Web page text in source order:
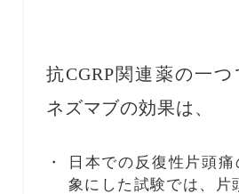
抗CGRP関連薬の一
ネズマブの効果は、
日本での反復性片頭
象にした試験では、片